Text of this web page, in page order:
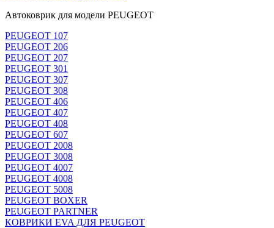
Автоковрик для модели PEUGEOT
PEUGEOT 107
PEUGEOT 206
PEUGEOT 207
PEUGEOT 301
PEUGEOT 307
PEUGEOT 308
PEUGEOT 406
PEUGEOT 407
PEUGEOT 408
PEUGEOT 607
PEUGEOT 2008
PEUGEOT 3008
PEUGEOT 4007
PEUGEOT 4008
PEUGEOT 5008
PEUGEOT BOXER
PEUGEOT PARTNER
КОВРИКИ EVA ДЛЯ PEUGEOT